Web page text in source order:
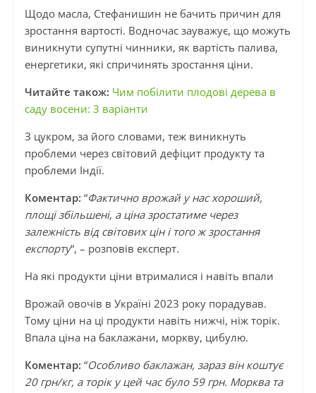
Щодо масла, Стефанишин не бачить причин для
зростання вартості. Водночас зауважує, що можуть
виникнути супутні чинники, як вартість палива,
енергетики, які спричинять зростання ціни.
Читайте також: Чим побілити плодові дерева в
саду восени: 3 варіанти
З цукром, за його словами, теж виникнуть
проблеми через світовий дефіцит продукту та
проблеми Індії.
Коментар: “Фактично врожай у нас хороший,
площі збільшені, а ціна зростатиме через
залежність від світових цін і того ж зростання
експорту“, – розповів експерт.
На які продукти ціни втрималися і навіть впали
Врожай овочів в Україні 2023 року порадував.
Тому ціни на ці продукти навіть нижчі, ніж торік.
Впала ціна на баклажани, моркву, цибулю.
Коментар: “Особливо баклажан, зараз він коштує
20 грн/кг, а торік у цей час було 59 грн. Морква та